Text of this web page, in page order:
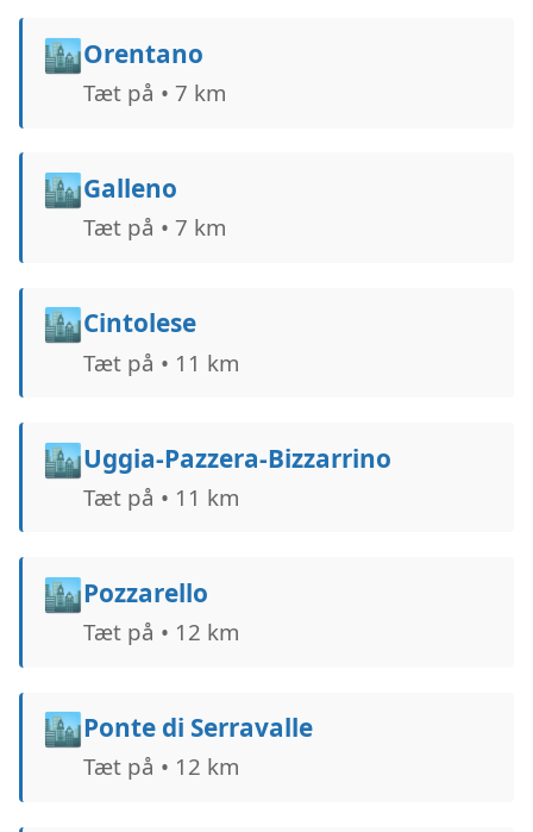
🏙️Orentano
Tæt på • 7 km
🏙️Galleno
Tæt på • 7 km
🏙️Cintolese
Tæt på • 11 km
🏙️Uggia-Pazzera-Bizzarrino
Tæt på • 11 km
🏙️Pozzarello
Tæt på • 12 km
🏙️Ponte di Serravalle
Tæt på • 12 km